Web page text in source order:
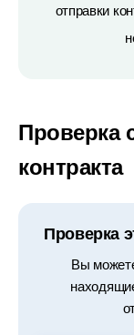
отправки
Проверка
контракта
Проверка
Вы